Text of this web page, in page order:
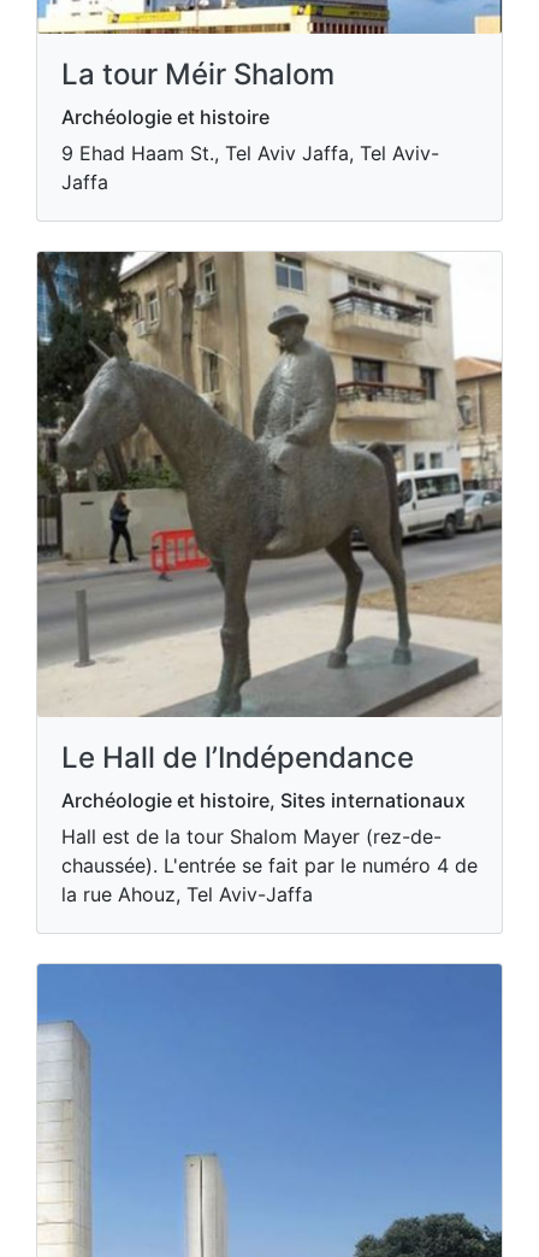
La tour Méir Shalom
Archéologie et histoire
9 Ehad Haam St., Tel Aviv Jaffa, Tel Aviv-
Jaffa
Le Hall de l’Indépendance
Archéologie et histoire, Sites internationaux
Hall est de la tour Shalom Mayer (rez-de-
chaussée). L'entrée se fait par le numéro 4 de
la rue Ahouz, Tel Aviv-Jaffa